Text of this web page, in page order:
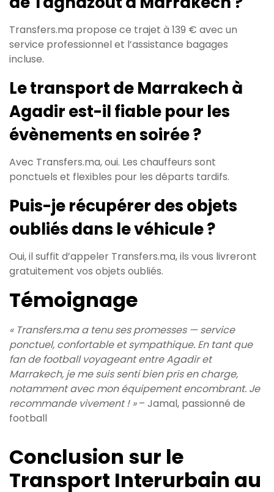
Transfers.ma propose ce trajet à 139 € avec un
service professionnel et l’assistance bagages
incluse.
Le transport de Marrakech à
Agadir est-il fiable pour les
évènements en soirée ?
Avec Transfers.ma, oui. Les chauffeurs sont
ponctuels et flexibles pour les départs tardifs.
Puis-je récupérer des objets
oubliés dans le véhicule ?
Oui, il suffit d’appeler Transfers.ma, ils vous livreront
gratuitement vos objets oubliés.
Témoignage
« Transfers.ma a tenu ses promesses — service
ponctuel, confortable et sympathique. En tant que
fan de football voyageant entre Agadir et
Marrakech, je me suis senti bien pris en charge,
notamment avec mon équipement encombrant. Je
recommande vivement ! »– Jamal, passionné de
football
Conclusion sur le
Transport Interurbain au